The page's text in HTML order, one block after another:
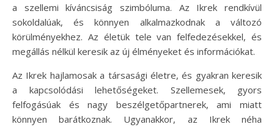
a szellemi kíváncsiság szimbóluma. Az Ikrek rendkívül
sokoldalúak, és könnyen alkalmazkodnak a változó
körülményekhez. Az életük tele van felfedezésekkel, és
megállás nélkül keresik az új élményeket és információkat.
Az Ikrek hajlamosak a társasági életre, és gyakran keresik
a kapcsolódási lehetőségeket. Szellemesek, gyors
felfogásúak és nagy beszélgetőpartnerek, ami miatt
könnyen barátkoznak. Ugyanakkor, az Ikrek néha